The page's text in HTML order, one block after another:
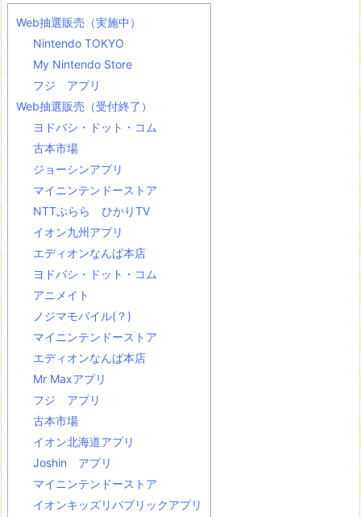
Web抽選販売（実施中）
Nintendo TOKYO
My Nintendo Store
フジ アプリ
Web抽選販売（受付終了）
ヨドバシ・ドット・コム
古本市場
ジョーシンアプリ
マイニンテンドーストア
NTTぷらら ひかりTV
イオン九州アプリ
エディオンなんば本店
ヨドバシ・ドット・コム
アニメイト
ノジマモバイル(？)
マイニンテンドーストア
エディオンなんば本店
Mr Maxアプリ
フジ アプリ
古本市場
イオン北海道アプリ
Joshin アプリ
マイニンテンドーストア
イオンキッズリパブリックアプリ